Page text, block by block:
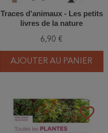
Traces d'animaux - Les petits
livres de la nature
6,90 €
AJOUTER AU PANIER
favorite_border